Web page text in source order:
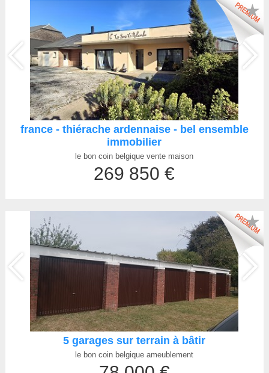
france - thiérache ardennaise - bel ensemble
immobilier
le bon coin belgique vente maison
269 850 €
★
5 garages sur terrain à bâtir
le bon coin belgique ameublement
★